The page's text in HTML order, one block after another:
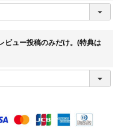
ビュー投稿のみだけ。(特典は